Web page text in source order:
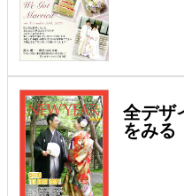
全デザ
をみる